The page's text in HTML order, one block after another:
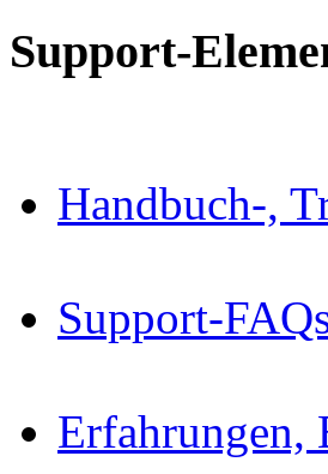
Support-
Handbuch-,
Support-
Erfahrungen,